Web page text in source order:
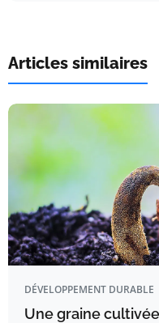
Articles similaires
DÉVELOPPEMENT DURABLE
Une graine